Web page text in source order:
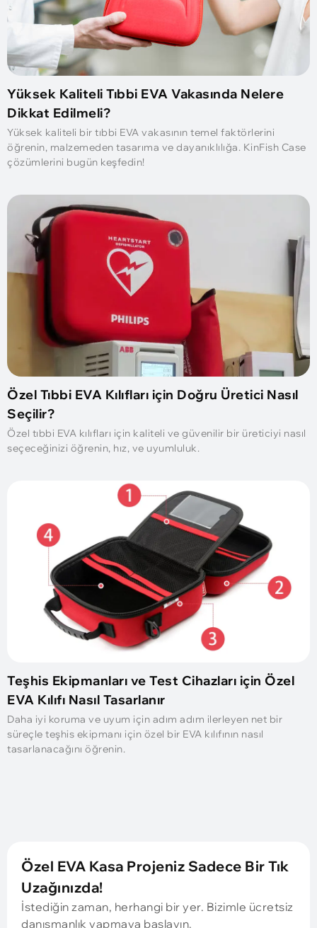
Yüksek Kaliteli Tıbbi EVA Vakasında Nelere
Dikkat Edilmeli?
Yüksek kaliteli bir tıbbi EVA vakasının temel faktörlerini
öğrenin, malzemeden tasarıma ve dayanıklılığa. KinFish Case
çözümlerini bugün keşfedin!
Özel Tıbbi EVA Kılıfları için Doğru Üretici Nasıl
Seçilir?
Özel tıbbi EVA kılıfları için kaliteli ve güvenilir bir üreticiyi nasıl
seçeceğinizi öğrenin, hız, ve uyumluluk.
Teşhis Ekipmanları ve Test Cihazları için Özel
EVA Kılıfı Nasıl Tasarlanır
Daha iyi koruma ve uyum için adım adım ilerleyen net bir
süreçle teşhis ekipmanı için özel bir EVA kılıfının nasıl
tasarlanacağını öğrenin.
Özel EVA Kasa Projeniz Sadece Bir Tık
Uzağınızda!
İstediğin zaman, herhangi bir yer. Bizimle ücretsiz
danışmanlık yapmaya başlayın.